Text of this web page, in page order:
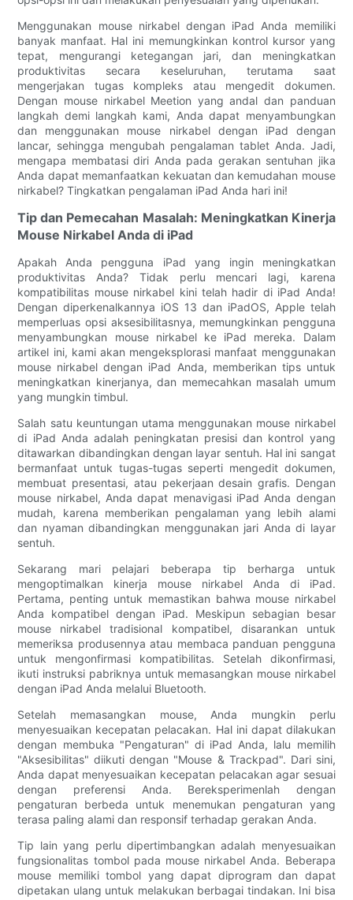
Menggunakan mouse nirkabel dengan iPad Anda memiliki
banyak manfaat. Hal ini memungkinkan kontrol kursor yang
tepat, mengurangi ketegangan jari, dan meningkatkan
produktivitas secara keseluruhan, terutama saat
mengerjakan tugas kompleks atau mengedit dokumen.
Dengan mouse nirkabel Meetion yang andal dan panduan
langkah demi langkah kami, Anda dapat menyambungkan
dan menggunakan mouse nirkabel dengan iPad dengan
lancar, sehingga mengubah pengalaman tablet Anda. Jadi,
mengapa membatasi diri Anda pada gerakan sentuhan jika
Anda dapat memanfaatkan kekuatan dan kemudahan mouse
nirkabel? Tingkatkan pengalaman iPad Anda hari ini!
Tip dan Pemecahan Masalah: Meningkatkan Kinerja
Mouse Nirkabel Anda di iPad
Apakah Anda pengguna iPad yang ingin meningkatkan
produktivitas Anda? Tidak perlu mencari lagi, karena
kompatibilitas mouse nirkabel kini telah hadir di iPad Anda!
Dengan diperkenalkannya iOS 13 dan iPadOS, Apple telah
memperluas opsi aksesibilitasnya, memungkinkan pengguna
menyambungkan mouse nirkabel ke iPad mereka. Dalam
artikel ini, kami akan mengeksplorasi manfaat menggunakan
mouse nirkabel dengan iPad Anda, memberikan tips untuk
meningkatkan kinerjanya, dan memecahkan masalah umum
yang mungkin timbul.
Salah satu keuntungan utama menggunakan mouse nirkabel
di iPad Anda adalah peningkatan presisi dan kontrol yang
ditawarkan dibandingkan dengan layar sentuh. Hal ini sangat
bermanfaat untuk tugas-tugas seperti mengedit dokumen,
membuat presentasi, atau pekerjaan desain grafis. Dengan
mouse nirkabel, Anda dapat menavigasi iPad Anda dengan
mudah, karena memberikan pengalaman yang lebih alami
dan nyaman dibandingkan menggunakan jari Anda di layar
sentuh.
Sekarang mari pelajari beberapa tip berharga untuk
mengoptimalkan kinerja mouse nirkabel Anda di iPad.
Pertama, penting untuk memastikan bahwa mouse nirkabel
Anda kompatibel dengan iPad. Meskipun sebagian besar
mouse nirkabel tradisional kompatibel, disarankan untuk
memeriksa produsennya atau membaca panduan pengguna
untuk mengonfirmasi kompatibilitas. Setelah dikonfirmasi,
ikuti instruksi pabriknya untuk memasangkan mouse nirkabel
dengan iPad Anda melalui Bluetooth.
Setelah memasangkan mouse, Anda mungkin perlu
menyesuaikan kecepatan pelacakan. Hal ini dapat dilakukan
dengan membuka "Pengaturan" di iPad Anda, lalu memilih
"Aksesibilitas" diikuti dengan "Mouse & Trackpad". Dari sini,
Anda dapat menyesuaikan kecepatan pelacakan agar sesuai
dengan preferensi Anda. Bereksperimenlah dengan
pengaturan berbeda untuk menemukan pengaturan yang
terasa paling alami dan responsif terhadap gerakan Anda.
Tip lain yang perlu dipertimbangkan adalah menyesuaikan
fungsionalitas tombol pada mouse nirkabel Anda. Beberapa
mouse memiliki tombol yang dapat diprogram dan dapat
dipetakan ulang untuk melakukan berbagai tindakan. Ini bisa